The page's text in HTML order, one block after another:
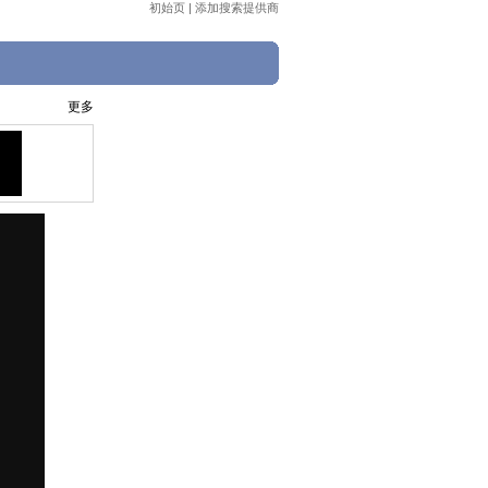
初始页 | 添加搜索提供商
更多